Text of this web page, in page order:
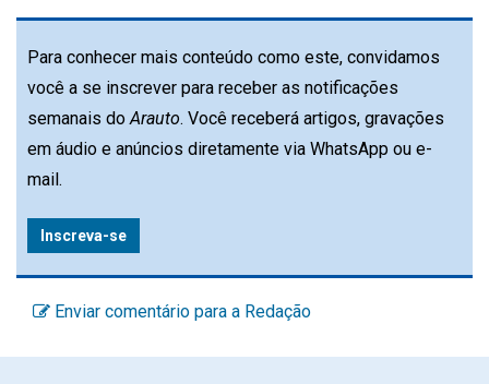
Para conhecer mais conteúdo como este, convidamos
você a se inscrever para receber as notificações
semanais doArauto. Você receberá artigos, gravações
em áudio e anúncios diretamente via WhatsApp ou e-
mail.
Inscreva-se
Enviar comentário para a Redação